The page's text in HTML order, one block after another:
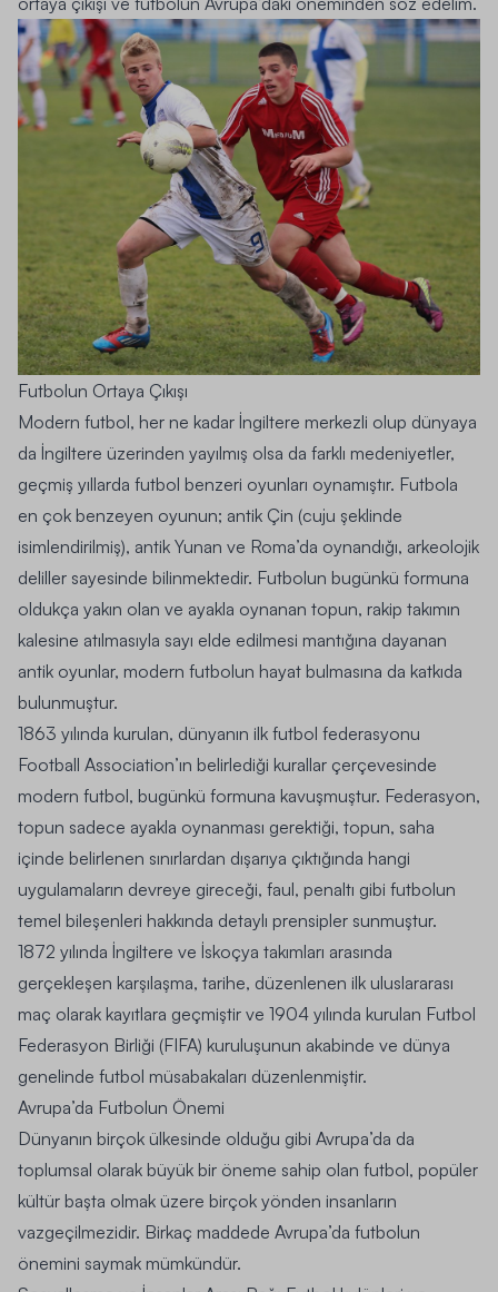
Futbolun Ortaya Çıkışı
Modern futbol, her ne kadar İngiltere merkezli olup dünyaya
da İngiltere üzerinden yayılmış olsa da farklı medeniyetler,
geçmiş yıllarda futbol benzeri oyunları oynamıştır. Futbola
en çok benzeyen oyunun; antik Çin (cuju şeklinde
isimlendirilmiş), antik Yunan ve Roma’da oynandığı, arkeolojik
deliller sayesinde bilinmektedir. Futbolun bugünkü formuna
oldukça yakın olan ve ayakla oynanan topun, rakip takımın
kalesine atılmasıyla sayı elde edilmesi mantığına dayanan
antik oyunlar, modern futbolun hayat bulmasına da katkıda
bulunmuştur.
1863 yılında kurulan, dünyanın ilk futbol federasyonu
Football Association’ın belirlediği kurallar çerçevesinde
modern futbol, bugünkü formuna kavuşmuştur. Federasyon,
topun sadece ayakla oynanması gerektiği, topun, saha
içinde belirlenen sınırlardan dışarıya çıktığında hangi
uygulamaların devreye gireceği, faul, penaltı gibi futbolun
temel bileşenleri hakkında detaylı prensipler sunmuştur.
1872 yılında İngiltere ve İskoçya takımları arasında
gerçekleşen karşılaşma, tarihe, düzenlenen ilk uluslararası
maç olarak kayıtlara geçmiştir ve 1904 yılında kurulan Futbol
Federasyon Birliği (FIFA) kuruluşunun akabinde ve dünya
genelinde futbol müsabakaları düzenlenmiştir.
Avrupa’da Futbolun Önemi
Dünyanın birçok ülkesinde olduğu gibi Avrupa’da da
toplumsal olarak büyük bir öneme sahip olan futbol, popüler
kültür başta olmak üzere birçok yönden insanların
vazgeçilmezidir. Birkaç maddede Avrupa’da futbolun
önemini saymak mümkündür.